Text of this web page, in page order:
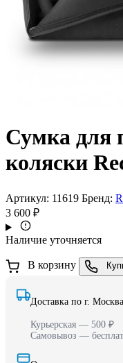
Сумка для
коляски
Артикул: 11619 Бренд:
3 600 ₽
Наличие уточняется
В корзину
Доставка по г. Москва
Курьерская — 500 ₽
Самовывоз —